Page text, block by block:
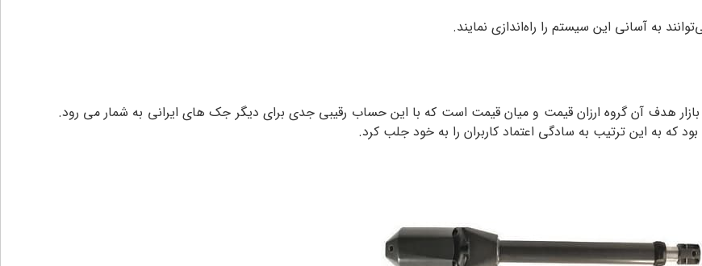
به آسانی این سیستم را راه‌اندازی نمایند.
هدف آن گروه ارزان قیمت و میان قیمت است که با این حساب رقیبی جدی برای دیگر جک های ایرانی به شمار می رود.
که به این ترتیب به سادگی اعتماد کاربران را به خود جلب کرد.